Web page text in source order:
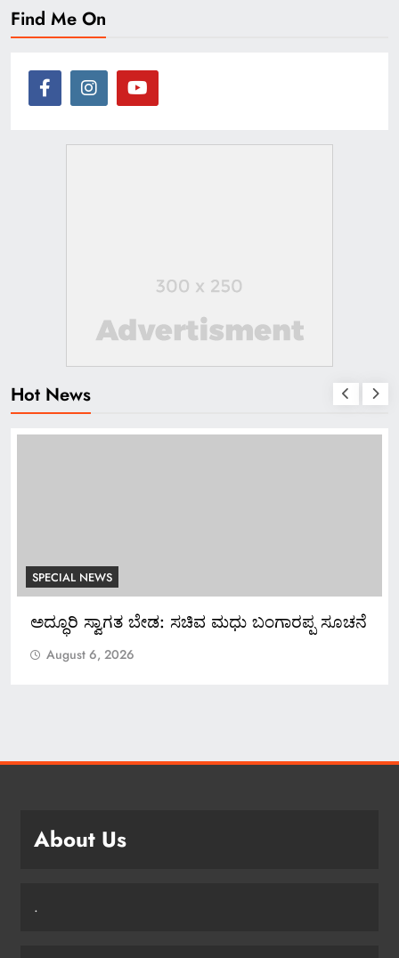
Find Me On
Hot News
NEWS
ಸ್ವಾಗತ ಬೇಡ: ಸಚಿವ ಮಧು ಬಂಗಾರಪ್ಪ ಸೂಚನೆ
August 6, 2026
About Us
.